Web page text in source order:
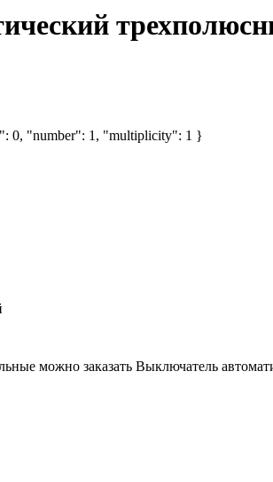
0, "number": 1, "multiplicity": 1 }
можно заказать Выключатель